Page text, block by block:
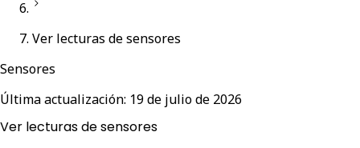
Ver lecturas de sensores
Sensores
Última actualización: 19 de julio de 2026
Ver lecturas de sensores